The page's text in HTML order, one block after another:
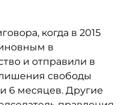
когда в 2015
в
и отправили в
свободы
6 месяцев. Другие